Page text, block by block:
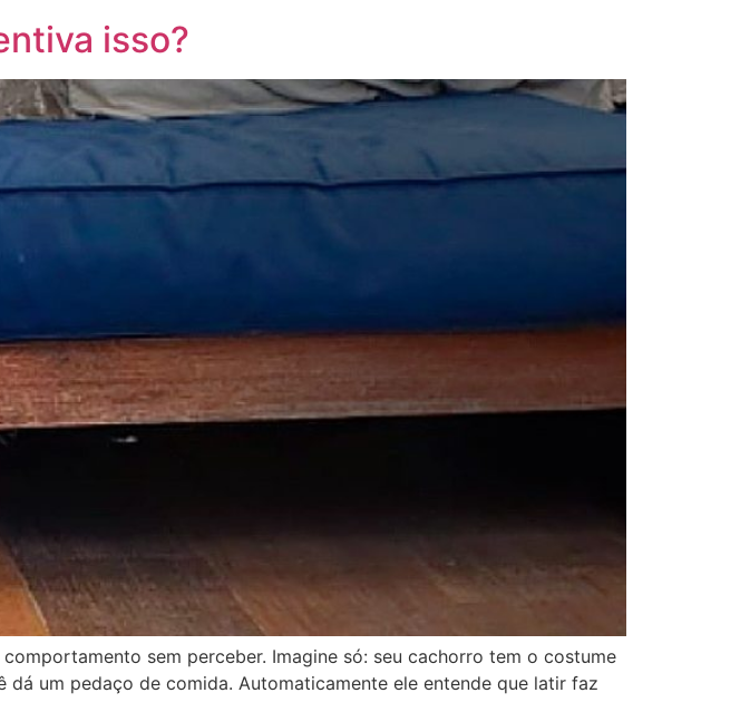
isso?
sem perceber. Imagine só: seu cachorro tem o costume
um pedaço de comida. Automaticamente ele entende que latir faz